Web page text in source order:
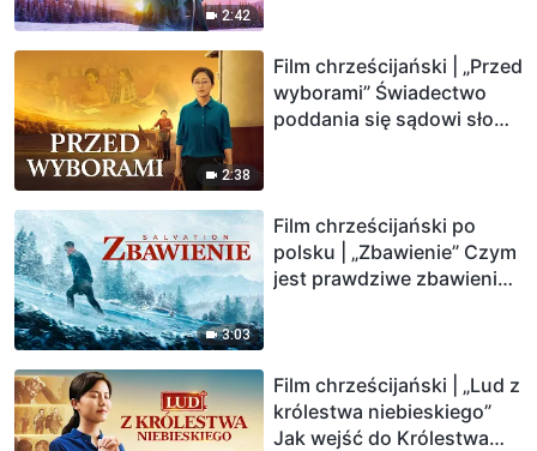
2:42
2:38
Film chrześcijański | „Przed
wyborami” Świadectwo
poddania się sądowi słowa
3:03
Film chrześcijański po
polsku | „Zbawienie” Czym
jest prawdziwe zbawienie?
Film chrześcijański | „Lud z
królestwa niebieskiego”
Jak wejść do Królestwa